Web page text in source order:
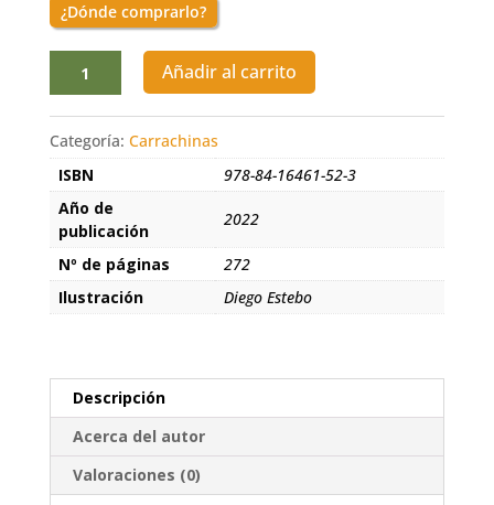
¿Dónde comprarlo?
mujeres
cantidad
Añadir al carrito
Categoría: Carrachinas
ISBN
978-84-16461-52-3
Año de
publicación
2022
Nº de páginas
272
Ilustración
Diego Estebo
Descripción
Acerca del autor
Valoraciones (0)